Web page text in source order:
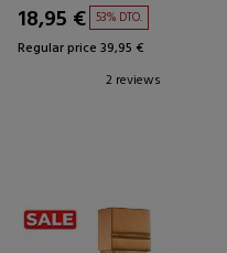
18,95 € 53% DTO.
Regular price 39,95 €
2 reviews